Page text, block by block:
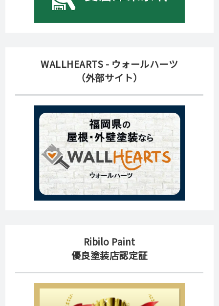
WALLHEARTS - ウォールハーツ
（外部サイト）
Ribilo Paint
優良塗装店認定証